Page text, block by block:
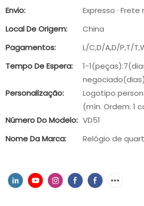
Envio:
Expresso ·
Local De Origem:
China
Pagamentos:
L/C,D/A,D/P,T/
Tempo De Espera:
1-
negociado(dias)
Personalização:
Logotipo
(mín. Ordem: 1
Número Do Modelo: VD51
Nome Da Marca:
Relógio de